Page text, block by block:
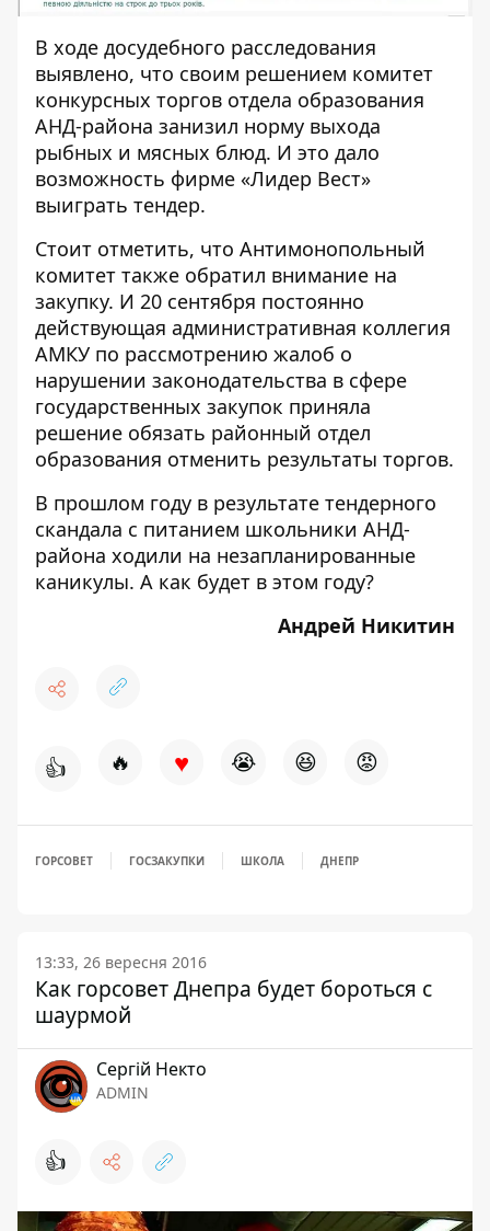
В ходе досудебного расследования
выявлено, что своим решением комитет
конкурсных торгов отдела образования
АНД-района занизил норму выхода
рыбных и мясных блюд. И это дало
возможность фирме «Лидер Вест»
выиграть тендер.
Стоит отметить, что Антимонопольный
комитет также обратил внимание на
закупку. И 20 сентября постоянно
действующая административная коллегия
АМКУ по рассмотрению жалоб о
нарушении законодательства в сфере
государственных закупок приняла
решение обязать районный отдел
образования отменить результаты торгов.
В прошлом году в результате тендерного
скандала с питанием школьники АНД-
района ходили на незапланированные
каникулы. А как будет в этом году?
Андрей Никитин
👍 🔥 ♥ 😭 😆 😡
ГОРСОВЕТ ГОСЗАКУПКИ ШКОЛА ДНЕПР
13:33, 26 вересня 2016
Как горсовет Днепра будет бороться с
шаурмой
Сергій Некто
ADMIN
👍